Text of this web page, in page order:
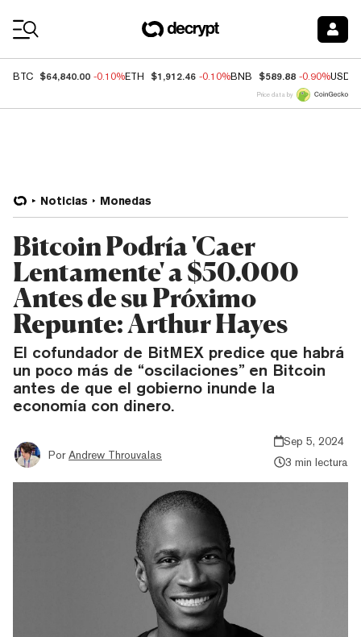
BTC $64,840.00 -0.10%ETH $1,912.46 -0.10%BNB $589.88 -0.90%USDC
Price data by
Noticias Monedas
Bitcoin Podría 'Caer
Lentamente' a $50.000
Antes de su Próximo
Repunte: Arthur Hayes
El cofundador de BitMEX predice que habrá
un poco más de “oscilaciones” en Bitcoin
antes de que el gobierno inunde la
economía con dinero.
Por Andrew Throuvalas
Sep 5, 2024
3 min lectura